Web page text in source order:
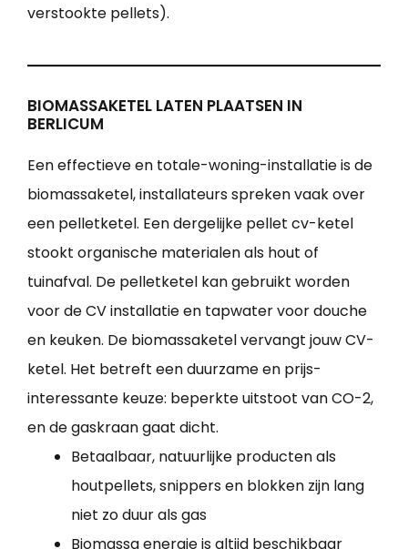
verstookte pellets).
BIOMASSAKETEL LATEN PLAATSEN IN
BERLICUM
Een effectieve en totale-woning-installatie is de
biomassaketel, installateurs spreken vaak over
een pelletketel. Een dergelijke pellet cv-ketel
stookt organische materialen als hout of
tuinafval. De pelletketel kan gebruikt worden
voor de CV installatie en tapwater voor douche
en keuken. De biomassaketel vervangt jouw CV-
ketel. Het betreft een duurzame en prijs-
interessante keuze: beperkte uitstoot van CO-2,
en de gaskraan gaat dicht.
Betaalbaar, natuurlijke producten als
houtpellets, snippers en blokken zijn lang
niet zo duur als gas
Biomassa energie is altijd beschikbaar